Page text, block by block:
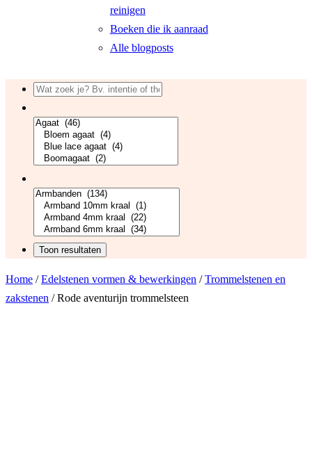
reinigen
Boeken die ik aanraad
Alle blogposts
Home /Edelstenen vormen & bewerkingen /Trommelstenen en
zakstenen / Rode aventurijn trommelsteen